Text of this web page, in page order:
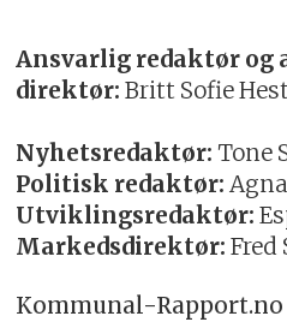
Ansvarlig redaktør og
direktør: Britt Sofie
Nyhetsredaktør: Tone
Politisk redaktør:
Utviklingsredaktør:
Markedsdirektør: Fred
Kommunal-